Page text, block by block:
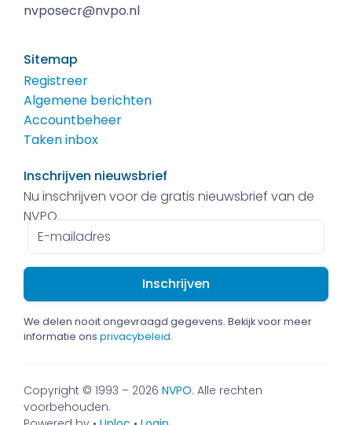
nvposecr@nvpo.nl
Sitemap
Registreer
Algemene berichten
Accountbeheer
Taken inbox
Inschrijven nieuwsbrief
Nu inschrijven voor de gratis nieuwsbrief van de
NVPO.
E-
mailadres
We delen nooit ongevraagd gegevens. Bekijk voor meer
informatie ons privacybeleid.
Copyright © 1993 – 2026 NVPO. Alle rechten
voorbehouden.